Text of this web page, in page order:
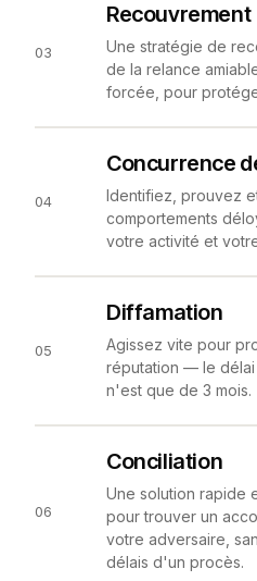
03
Recouvrement
Une stratégie de
de la relance
forcée, pour
04
Concurrence
Identifiez, prouvez
comportements
votre activité et
05
Diffamation
Agissez vite pour
réputation — le
n'est que de 3 mois.
06
Conciliation
Une solution rapide
pour trouver un
votre adversaire,
délais d'un procès.